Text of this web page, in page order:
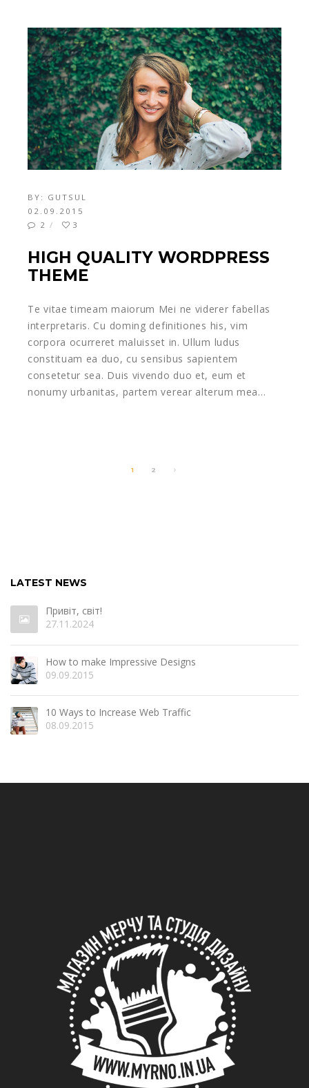
BY: GUTSUL
02.09.2015
2
3
HIGH QUALITY WORDPRESS
THEME
Te vitae timeam maiorum Mei ne viderer fabellas
interpretaris. Cu doming definitiones his, vim
corpora ocurreret maluisset in. Ullum ludus
constituam ea duo, cu sensibus sapientem
consetetur sea. Duis vivendo duo et, eum et
nonumy urbanitas, partem verear alterum mea…
1 2
LATEST NEWS
Привіт, світ!
27.11.2024
How to make Impressive Designs
09.09.2015
10 Ways to Increase Web Traffic
08.09.2015